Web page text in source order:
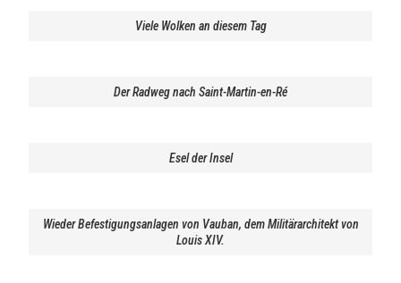
Viele Wolken an diesem Tag
Der Radweg nach Saint-Martin-en-Ré
Esel der Insel
Wieder Befestigungsanlagen von Vauban, dem Militärarchitekt von
Louis XIV.